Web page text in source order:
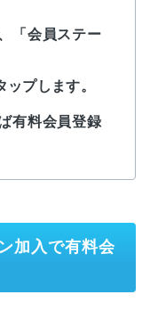
「会員ステー
ップします。
有料会員登録
加入で有料会